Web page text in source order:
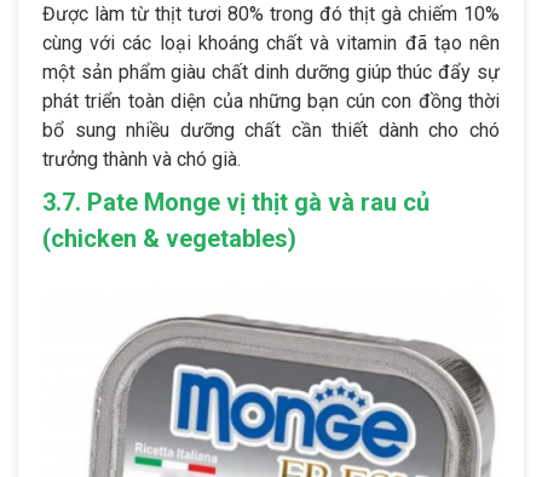
Được làm từ thịt tươi 80% trong đó thịt gà chiếm 10%
cùng với các loại khoáng chất và vitamin đã tạo nên
một sản phẩm giàu chất dinh dưỡng giúp thúc đẩy sự
phát triển toàn diện của những bạn cún con đồng thời
bổ sung nhiều dưỡng chất cần thiết dành cho chó
trưởng thành và chó già.
3.7. Pate Monge vị thịt gà và rau củ
(chicken & vegetables)